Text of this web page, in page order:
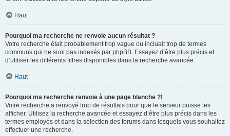
Haut
Pourquoi ma recherche ne renvoie aucun résultat ?
Votre recherche était probablement trop vague ou incluait trop de termes
communs qui ne sont pas indexés par phpBB. Essayez d’être plus précis et
d’utiliser les différents filtres disponibles dans la recherche avancée.
Haut
Pourquoi ma recherche renvoie à une page blanche ?!
Votre recherche a renvoyé trop de résultats pour que le serveur puisse les
afficher. Utilisez la recherche avancée et essayez d’être plus précis dans les
termes employés et dans la sélection des forums dans lesquels vous souhaitez
effectuer une recherche.